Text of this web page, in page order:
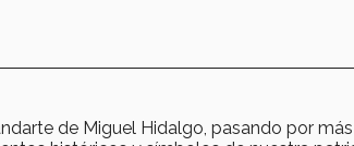
de Miguel Hidalgo, pasando por